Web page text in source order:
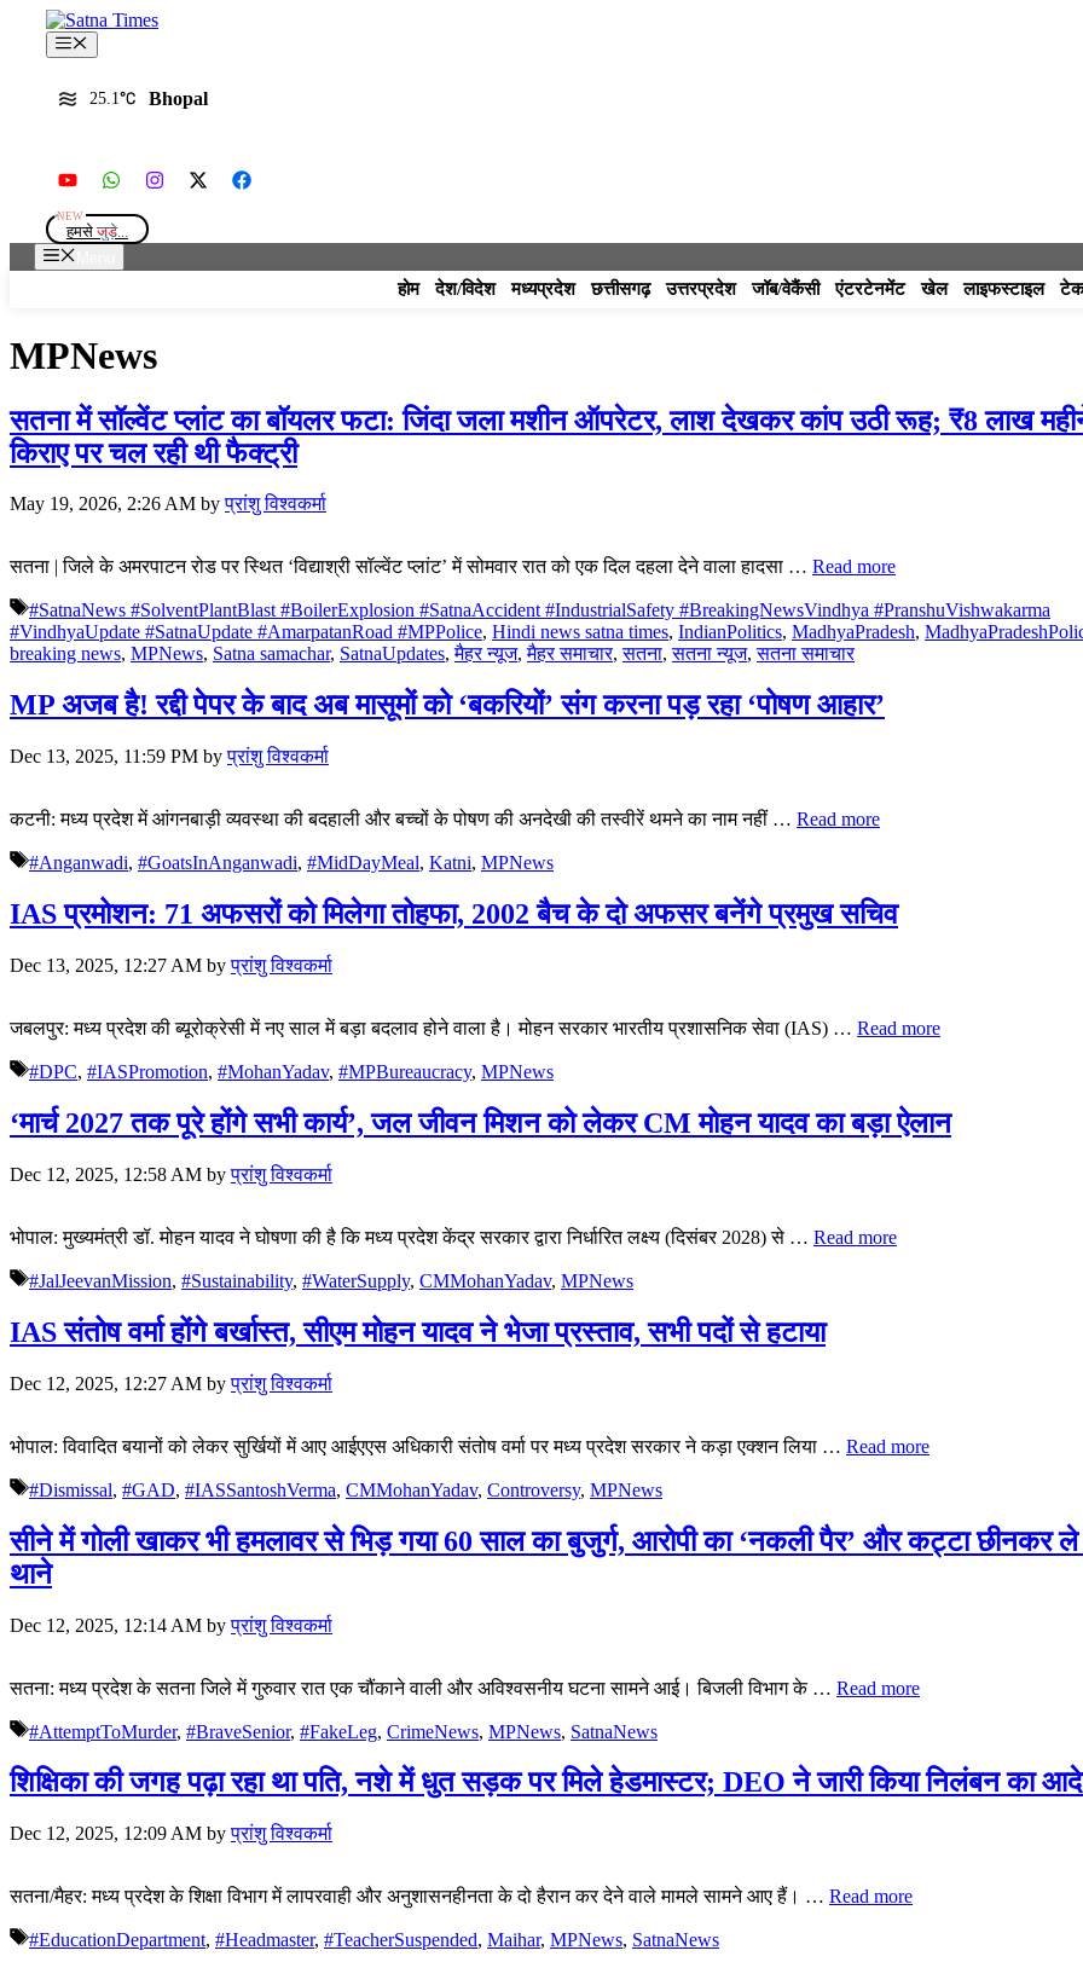
content
Menu
25.1 Bhopal
हमसे जुड़े...
होम देश/विदेश मध्यप्रदेश छत्तीसगढ़ उत्तरप्रदेश जॉब/वेकैंसी एंटरटेनमेंट खेल लाइफस्टाइल
MPNews
सतना में सॉल्वेंट प्लांट का बॉयलर फटा: जिंदा जला मशीन ऑपरेटर, लाश देखकर कांप उठी रूह; ₹8 लाख
किराए पर चल रही थी फैक्ट्री
May 19, 2026, 2:26 AM byप्रांशु विश्वकर्मा
सतना | जिले के अमरपाटन रोड पर स्थित ‘विद्याश्री सॉल्वेंट प्लांट’ में सोमवार रात को एक दिल दहला देने वाला हादसा … Read more
Tags
#SatnaNews #SolventPlantBlast #BoilerExplosion #SatnaAccident #IndustrialSafety #BreakingNewsVindhya #PranshuVishwakarma
#VindhyaUpdate #SatnaUpdate #AmarpatanRoad #MPPolice, Hindi news satna times, IndianPolitics, MadhyaPradesh,
breaking news, MPNews, Satna samachar, SatnaUpdates,मैहर न्यूज,मैहर समाचार,सतना,सतना न्यूज,सतना समाचार
MP अजब है! रद्दी पेपर के बाद अब मासूमों को ‘बकरियों’ संग करना पड़ रहा ‘पोषण आहार’
Dec 13, 2025, 11:59 PM byप्रांशु विश्वकर्मा
कटनी: मध्य प्रदेश में आंगनबाड़ी व्यवस्था की बदहाली और बच्चों के पोषण की अनदेखी की तस्वीरें थमने का नाम नहीं … Read more
Tags
#Anganwadi, #GoatsInAnganwadi, #MidDayMeal, Katni, MPNews
IAS प्रमोशन: 71 अफसरों को मिलेगा तोहफा, 2002 बैच के दो अफसर बनेंगे प्रमुख सचिव
Dec 13, 2025, 12:27 AM byप्रांशु विश्वकर्मा
जबलपुर: मध्य प्रदेश की ब्यूरोक्रेसी में नए साल में बड़ा बदलाव होने वाला है। मोहन सरकार भारतीय प्रशासनिक सेवा (IAS) … Read more
Tags
#DPC, #IASPromotion, #MohanYadav, #MPBureaucracy, MPNews
‘मार्च 2027 तक पूरे होंगे सभी कार्य’, जल जीवन मिशन को लेकर CM मोहन यादव का बड़ा ऐलान
Dec 12, 2025, 12:58 AM byप्रांशु विश्वकर्मा
भोपाल: मुख्यमंत्री डॉ. मोहन यादव ने घोषणा की है कि मध्य प्रदेश केंद्र सरकार द्वारा निर्धारित लक्ष्य (दिसंबर 2028) से … Read more
Tags
#JalJeevanMission, #Sustainability, #WaterSupply, CMMohanYadav, MPNews
IAS संतोष वर्मा होंगे बर्खास्त, सीएम मोहन यादव ने भेजा प्रस्ताव, सभी पदों से हटाया
Dec 12, 2025, 12:27 AM byप्रांशु विश्वकर्मा
भोपाल: विवादित बयानों को लेकर सुर्खियों में आए आईएएस अधिकारी संतोष वर्मा पर मध्य प्रदेश सरकार ने कड़ा एक्शन लिया … Read more
Tags
#Dismissal, #GAD, #IASSantoshVerma, CMMohanYadav, Controversy, MPNews
सीने में गोली खाकर भी हमलावर से भिड़ गया 60 साल का बुजुर्ग, आरोपी का ‘नकली पैर’ और कट्टा छीनकर
थाने
Dec 12, 2025, 12:14 AM byप्रांशु विश्वकर्मा
सतना: मध्य प्रदेश के सतना जिले में गुरुवार रात एक चौंकाने वाली और अविश्वसनीय घटना सामने आई। बिजली विभाग के … Read more
Tags
#AttemptToMurder, #BraveSenior, #FakeLeg, CrimeNews, MPNews, SatnaNews
शिक्षिका की जगह पढ़ा रहा था पति, नशे में धुत सड़क पर मिले हेडमास्टर; DEO ने जारी किया निलंबन का
Dec 12, 2025, 12:09 AM byप्रांशु विश्वकर्मा
सतना/मैहर: मध्य प्रदेश के शिक्षा विभाग में लापरवाही और अनुशासनहीनता के दो हैरान कर देने वाले मामले सामने आए हैं। … Read more
Tags
#EducationDepartment, #Headmaster, #TeacherSuspended, Maihar, MPNews, SatnaNews